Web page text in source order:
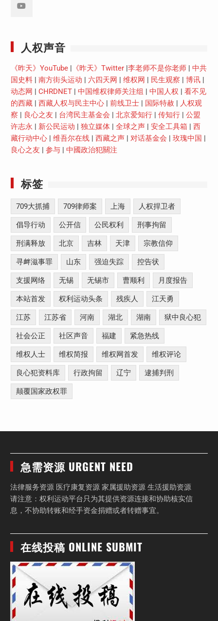
人权声音
《昨天》YouTube| 《昨天》Twitter| 李老师不是你老师| 中共
国史料| 南方街头运动 六四天网 维权网 民生观察 博讯|
动态网
CHRDNET| 中国维权律师关注组 中国人权
看不见
的西藏| 西藏人权与民主中心| 前线卫士| 国际特赦
人权观
察
良心之友 台湾民主基金会 北京爱知行| 传知行| 公盟
许志永
新公民运动 独立媒体| 全球之声| 安全工具箱
西
藏行动中心| 维吾尔在线| 西藏之声| 对话基金会 玫瑰中国
良心之友
参与| 中國政治犯關注
标签
709大抓捕 709律师案 上海 人权捍卫者
倡导行动 公开信 公民权利 刑事拘留
刑满释放 北京 吉林 天津 宗教信仰
寻衅滋事罪 山东 强迫失踪 控告状
支援网络 无锡 无锡市 曹顺利 月度报告
本站首发 权利运动头条 残疾人 江天勇
江苏 江苏省 河南 湖北 湖南 狱中良心犯
社会公正 社区声音 福建 紧急热线
维权人士 维权简报 维权网首发 维权评论
良心犯资料库 行政拘留 辽宁 逮捕判刑
颠覆国家政权罪
急需资源 URGENT NEED
法律服务资源 医疗康复资源 家属援助资源 生活援助资源
请注意：权利运动平台只为其提供资源连接和协助核实信
息，不协助转账和经手资金捐赠或者转赠事宜。
在线投稿 ONLINE SUBMIT